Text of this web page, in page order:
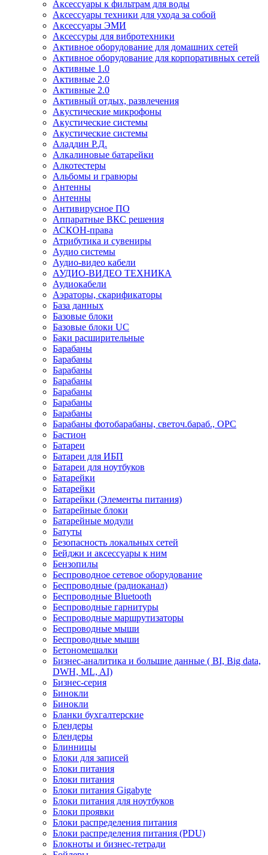
Аксессуары к фильтрам для воды
Аксессуары техники для ухода за собой
Аксессуары ЭМИ
Аксессуры для вибротехники
Активное оборудование для домашних сетей
Активное оборудование для корпоративных сетей
Активные 1.0
Активные 2.0
Активные 2.0
Активный отдых, развлечения
Акустические микрофоны
Акустические системы
Акустические системы
Аладдин Р.Д.
Алкалиновые батарейки
Алкотестеры
Альбомы и гравюры
Антенны
Антенны
Антивирусное ПО
Аппаратные ВКС решения
АСКОН-права
Атрибутика и сувениры
Аудио системы
Аудио-видео кабели
АУДИО-ВИДЕО ТЕХНИКА
Аудиокабели
Аэраторы, скарификаторы
База данных
Базовые блоки
Базовые блоки UC
Баки расширительные
Барабаны
Барабаны
Барабаны
Барабаны
Барабаны
Барабаны
Барабаны
Барабаны фотобарабаны, светоч.бараб., OPC
Бастион
Батареи
Батареи для ИБП
Батареи для ноутбуков
Батарейки
Батарейки
Батарейки (Элементы питания)
Батарейные блоки
Батарейные модули
Батуты
Безопасность локальных сетей
Бейджи и аксесcуары к ним
Бензопилы
Беспроводное сетевое оборудование
Беспроводные (радиоканал)
Беспроводные Bluetooth
Беспроводные гарнитуры
Беспроводные маршрутизаторы
Беспроводные мыши
Беспроводные мыши
Бетономешалки
Бизнес-аналитика и большие данные ( BI, Big data,
DWH, ML, AI)
Бизнес-серия
Бинокли
Бинокли
Бланки бухгалтерские
Блендеры
Блендеры
Блинницы
Блоки для записей
Блоки питания
Блоки питания
Блоки питания Gigabyte
Блоки питания для ноутбуков
Блоки проявки
Блоки распределения питания
Блоки распределения питания (PDU)
Блокноты и бизнес-тетради